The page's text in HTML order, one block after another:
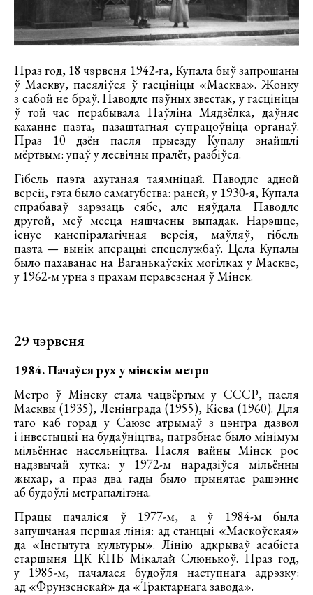
Праз год, 18 чэрвеня 1942-га, Купала быў запрошаны
ў Маскву, пасяліўся ў гасцініцы «Масква». Жонку
з сабой не браў. Паводле пэўных звестак, у гасцініцы
ў той час перабывала Паўліна Мядзёлка, даўняе
каханне паэта, пазаштатная супрацоўніца органаў.
Праз 10 дзён пасля прыезду Купалу знайшлі
мёртвым: упаў у лесвічны пралёт, разбіўся.
Гібель паэта ахутаная таямніцай. Паводле адной
версіі, гэта было самагубства: раней, у 1930-я, Купала
спрабаваў зарэзаць сябе, але няўдала. Паводле
другой, меў месца няшчасны выпадак. Нарэшце,
існуе канспіралагічная версія, маўляў, гібель
паэта — вынік аперацыі спецслужбаў. Цела Купалы
было пахаванае на Ваганькаўскіх могілках у Маскве,
у 1962-м урна з прахам перавезеная ў Мінск.
29 чэрвеня
1984. Пачаўся рух у мінскім метро
Метро ў Мінску стала чацвёртым у СССР, пасля
Масквы (1935), Ленінграда (1955), Кіева (1960). Для
таго каб горад у Саюзе атрымаў з цэнтра дазвол
і інвестыцыі на будаўніцтва, патрэбнае было мінімум
мільённае насельніцтва. Пасля вайны Мінск рос
надзвычай хутка: у 1972-м нарадзіўся мільённы
жыхар, а праз два гады было прынятае рашэнне
аб будоўлі метрапалітэна.
Працы пачаліся ў 1977-м, а ў 1984-м была
запушчаная першая лінія: ад станцыі «Маскоўская»
да «Інстытута культуры». Лінію адкрываў асабіста
старшыня ЦК КПБ Мікалай Слюнькоў. Праз год,
у 1985-м, пачалася будоўля наступнага адрэзку:
ад «Фрунзенскай» да «Трактарнага завода».